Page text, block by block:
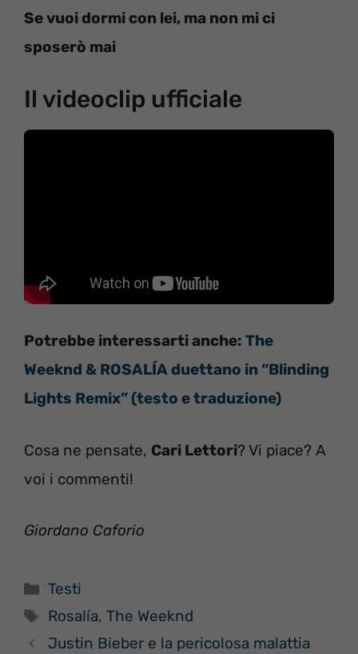
Se vuoi dormi con lei, ma non mi ci
sposerò mai
Il videoclip ufficiale
Potrebbe interessarti anche: The
Weeknd & ROSALÍA duettano in “Blinding
Lights Remix” (testo e traduzione)
Cosa ne pensate, Cari Lettori? Vi piace? A
voi i commenti!
Giordano Caforio
Categorie
Testi
Tag
Rosalía,The Weeknd
Justin Bieber e la pericolosa malattia